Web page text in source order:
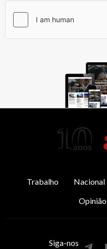
Trabalho Nacional
Opinião
Siga-nos